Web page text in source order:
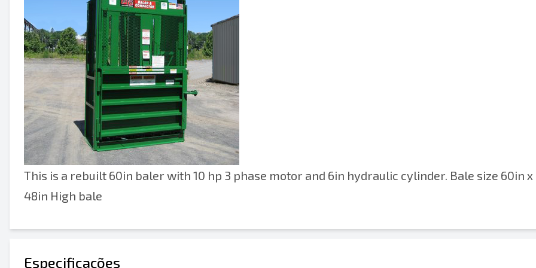
This is a rebuilt 60in baler with 10 hp 3 phase motor and 6in hydraulic cylinder. Bale size 60in x
48in High bale
Especificações